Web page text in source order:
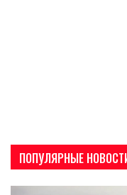
ПОПУЛЯРНЫЕ